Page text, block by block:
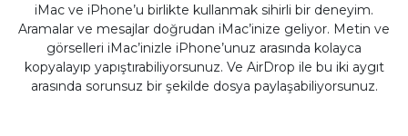
iMac ve iPhone’u birlikte kullanmak sihirli bir deneyim.
Aramalar ve mesajlar doğrudan iMac’inize geliyor. Metin ve
görselleri iMac’inizle iPhone’unuz arasında kolayca
kopyalayıp yapıştırabiliyorsunuz. Ve AirDrop ile bu iki aygıt
arasında sorunsuz bir şekilde dosya paylaşabiliyorsunuz.